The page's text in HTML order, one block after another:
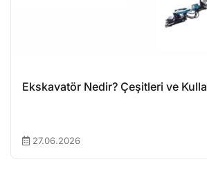
Ekskavatör Nedir? Çeşitleri ve
27.06.2026